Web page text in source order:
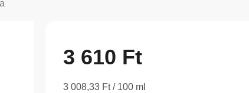
3 610 Ft
Egységár:
3 008,33 Ft / 100 ml